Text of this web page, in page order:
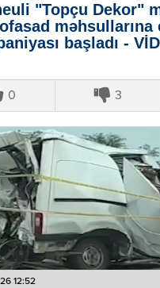
"Topçu Dekor"
məhsullarına
başladı -
0 3
12:52